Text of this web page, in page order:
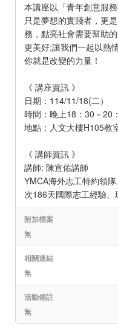
本講座以「青年創意服
只是夢想的實踐者，更
務，點亮社會需要幫助
更美好;讓我們一起以熱
你就是改變的力量！
《 講座資訊 》
日期：114/11/18(二）
時間：晚上18：30－20
地點：人文大樓H105教
《 講師資訊 》
講師: 陳宣佑講師
YMCA海外志工特約領
次186天國際志工經驗
附加檔案
無
相關連結
無
活動備註
無